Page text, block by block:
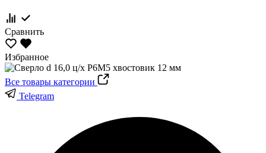
Сравнить
Избранное
Все товары категории
Telegram